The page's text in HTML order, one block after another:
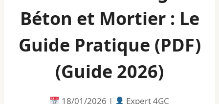
Béton et Mortier : Le
Guide Pratique (PDF)
(Guide 2026)
18/01/2026 | Expert 4GC